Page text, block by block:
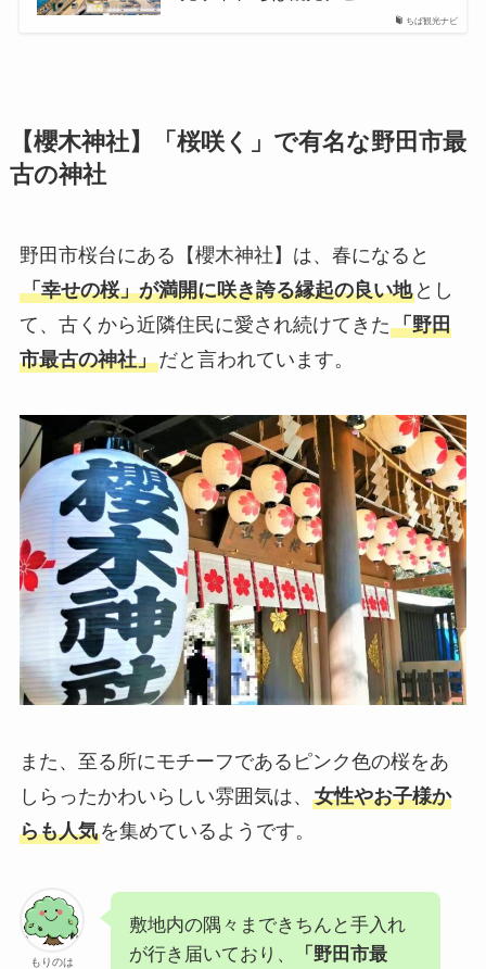
ちば観光ナビ
【櫻木神社】「桜咲く」で有名な野田市最
古の神社
野田市桜台にある【櫻木神社】は、春になると
「幸せの桜」が満開に咲き誇る縁起の良い地とし
て、古くから近隣住民に愛され続けてきた「野田
市最古の神社」だと言われています。
また、至る所にモチーフであるピンク色の桜をあ
しらったかわいらしい雰囲気は、 女性やお子様か
らも人気を集めているようです。
もりのは
敷地内の隅々まできちんと手入れ
が行き届いており、
「野田市最